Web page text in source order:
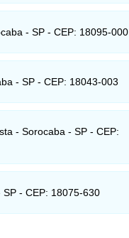
- SP - CEP: 18095-000
- SP - CEP: 18043-003
- Sorocaba - SP - CEP:
- CEP: 18075-630